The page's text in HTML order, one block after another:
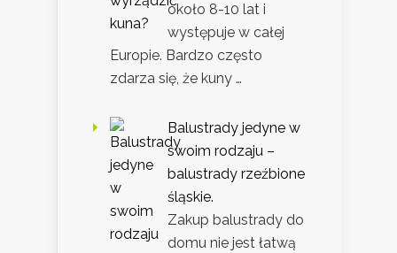
około 8-10 lat i
występuje w całej
Europie. Bardzo często
zdarza się, że kuny …
Balustrady jedyne w
swoim rodzaju –
balustrady rzeźbione
śląskie.
Zakup balustrady do
domu nie jest łatwą